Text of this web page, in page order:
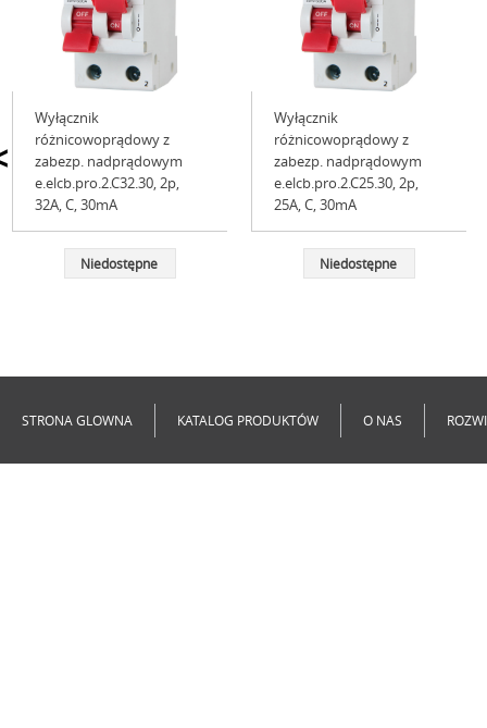
Wyłącznik
różnicowoprądowy z
zabezp. nadprądowym
e.elcb.pro.2.C32.30, 2р,
32А, C, 30mА
Niedostępne
Wyłącznik
różnicowoprądowy z
zabezp. nadprądowym
e.elcb.pro.2.C25.30, 2р,
25А, C, 30mА
Niedostępne
STRONA GLOWNA KATALOG PRODUKTÓW O NAS